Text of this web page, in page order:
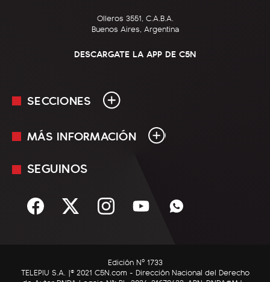
Olleros 3551, C.A.B.A.
Buenos Aires, Argentina
DESCARGATE LA APP DE C5N
SECCIONES
En Vivo
Sociedad
C5N Autos
MÁS INFORMACIÓN
Mediakit
Términos y condiciones
SEGUINOS
Edición Nº 1733
TELEPIU S.A. |© 2021 C5N.com - Dirección Nacional del Derecho